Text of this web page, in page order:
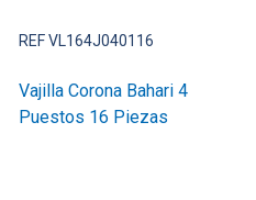
REF VL164J040116
Vajilla Corona Bahari 4
Puestos 16 Piezas